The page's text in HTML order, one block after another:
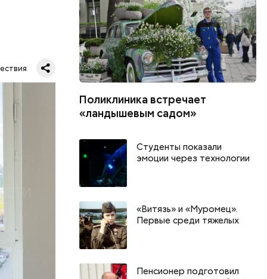
в
Поликлиника встречает
«ландышевым садом»
Студенты показали
эмоции через технологии
«Витязь» и «Муромец».
Первые среди тяжелых
Пенсионер подготовил